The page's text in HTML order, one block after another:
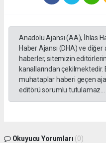
Anadolu Ajansı (AA), İhlas
Haber Ajansı (DHA) ve
haberler, sitemizin
kanallarından
muhataplar haberi geçen
editörü sorumlu tutulamaz...
Okuyucu Yorumları (0)